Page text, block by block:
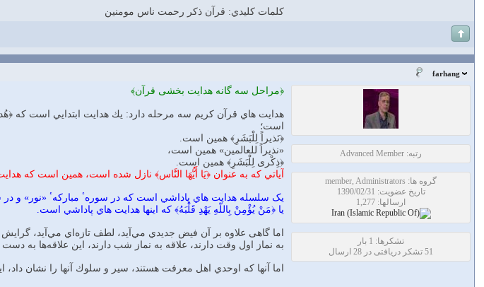
كلمات كليدي: قرآن ذكر رحمت ناس مومنين
farhang
رتبه: Advanced Member
گروه ها: member, Administrators
تاریخ عضویت: 1390/02/31
ارسالها: 1,277
تشکرها: 1 بار
51 تشکر دریافتی در 28 ارسال
﴿مراحل سه گانه هدايت بخشی قرآن﴾
هدايت هاي قرآن كريم سه مرحله دارد: يك هدايت ابتدايي است كه
است؛
﴿نَذيراً لِلْبَشَرِ﴾ همين است.
«نذيراً للعالمين» همين است،
﴿ذِكْری لِلْبَشَرِ﴾ همين است.
آياتي كه به عنوان ﴿يَا أَيُّهَا النَّاس﴾ نازل شده است، همين است كه
يک سلسله هدايت هاي پاداشي است كه در سورهٴ مباركهٴ «نور» و در
يا ﴿مَنْ يُؤْمِنْ بِاللّهِ يَهْدِ قَلْبَهُ﴾ كه اينها هدايت هاي پاداشي است.
اما گاهی علاوه بر آن فيض جديدي مي‌آيد، لطف تازه‌اي مي‌آيد،
به نماز اول وقت دارند، علاقه به نماز شب دارند، اين علاقه‌ها
اما آنها كه اوحدي اهل معرفت هستند، سير و سلوك آنها را نشان